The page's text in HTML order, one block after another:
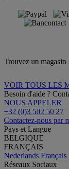
Trouvez un magasin
VOIR TOUS LES
Besoin d'aide ?
NOUS APPELER
+32 (0)3 502 50 27
Contactez-nous par
Pays et Langue
BELGIQUE
FRANÇAIS
Nederlands Français
Réseaux Sociaux